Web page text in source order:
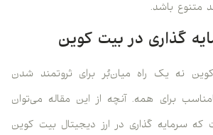
متنوع باشد.
گذاری در بیت کوین
نه یک راه میان‌بُر برای ثروتمند شدن
برای همه. آنچه از این مقاله می‌توان
سرمایه گذاری در ارز دیجیتال بیت کوین